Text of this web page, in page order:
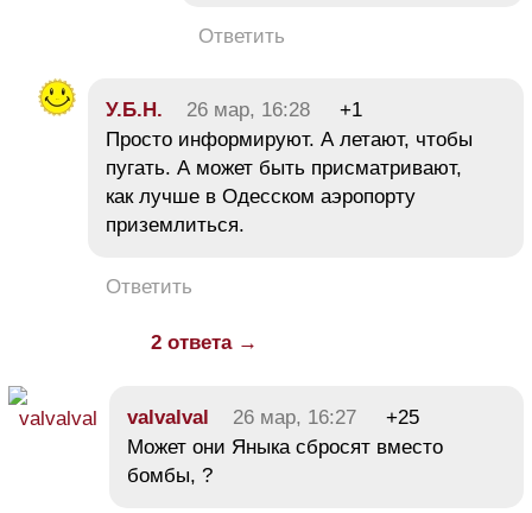
Ответить
У.Б.Н. 26 мар, 16:28
+1
Просто информируют. А летают, чтобы
пугать. А может быть присматривают,
как лучше в Одесском аэропорту
приземлиться.
Ответить
2 ответа →
valvalval 26 мар, 16:27
+25
Может они Яныка сбросят вместо
бомбы, ?